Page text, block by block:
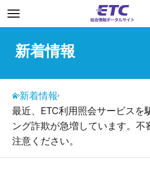
新着情報
新着情報
最近、ETC利用照会サービスを
ング詐欺が急増しています。不
注意ください。